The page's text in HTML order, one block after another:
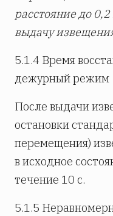
расстояние до
выдачу
5.1.4 Время
дежурный режим
После выдачи
остановки
перемещения)
в исходное
течение 10 с.
5.1.5